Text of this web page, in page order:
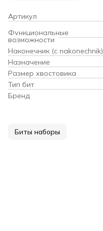
Артикул
Функциональные
возможности
Наконечник (c nakonechnik)
Назначение
Размер хвостовика
Тип бит
Бренд
Биты наборы